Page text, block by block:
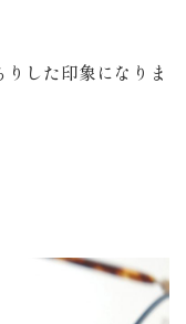
した印象になりま